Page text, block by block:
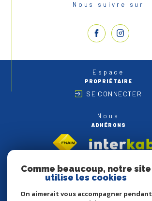
Nous suivre sur
Espace
PROPRIÉTAIRE
SE CONNECTER
Nous
ADHÉRONS
Comme beaucoup, notre site
utilise les cookies
On aimerait vous accompagner pendant